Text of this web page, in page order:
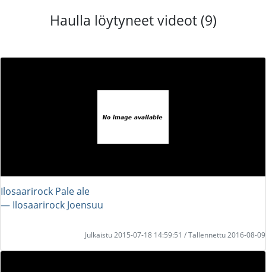
Haulla löytyneet videot (9)
Ilosaarirock Pale ale
― Ilosaarirock Joensuu
Julkaistu 2015-07-18 14:59:51 / Tallennettu 2016-08-09